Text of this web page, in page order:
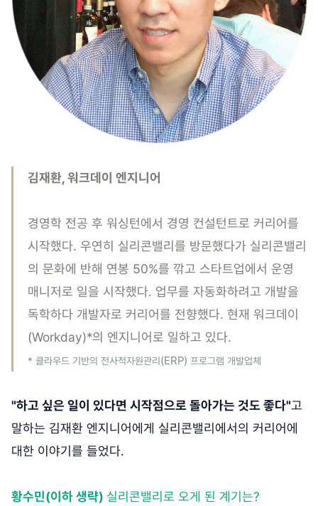
김재환, 워크데이 엔지니어
경영학 전공 후 워싱턴에서 경영 컨설턴트로 커리어를
시작했다. 우연히 실리콘밸리를 방문했다가 실리콘밸리
의 문화에 반해 연봉 50%를 깎고 스타트업에서 운영
매니저로 일을 시작했다. 업무를 자동화하려고 개발을
독학하다 개발자로 커리어를 전향했다. 현재 워크데이
(Workday)*의 엔지니어로 일하고 있다.
* 클라우드 기반의 전사적자원관리 (ERP) 프로그램 개발업체
"하고 싶은 일이 있다면 시작점으로 돌아가는 것도 좋다"고
말하는 김재환 엔지니어에게 실리콘밸리에서의 커리어에
대한 이야기를 들었다.
황수민(이하 생략) 실리콘밸리로 오게 된 계기는?